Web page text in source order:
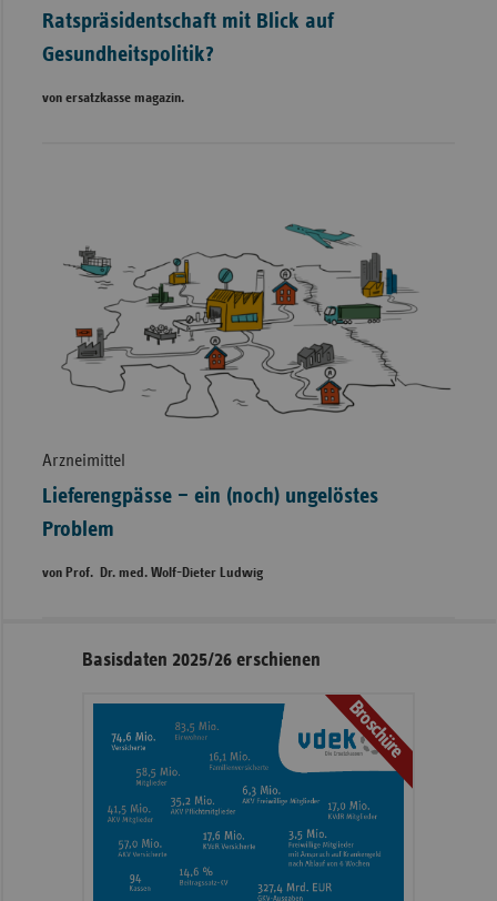
Ratspräsidentschaft mit Blick auf
Gesundheitspolitik?
von ersatzkasse magazin.
Arzneimittel
Lieferengpässe – ein (noch) ungelöstes
Problem
von Prof. Dr. med. Wolf-Dieter Ludwig
Seitennavigation
Seitenleiste
Informationen
Basisdaten 2025/26 erschienen
Broschüre